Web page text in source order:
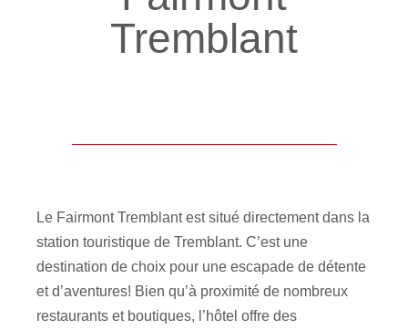
Exclusivité SXM
Tremblant
Le Fairmont Tremblant est situé directement dans la
station touristique de Tremblant. C’est une
destination de choix pour une escapade de détente
et d’aventures! Bien qu’à proximité de nombreux
restaurants et boutiques, l’hôtel offre des